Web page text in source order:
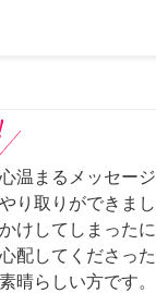
温まるメッセー
り取りができま
けしてしまった
配してくださっ
晴らしい方です